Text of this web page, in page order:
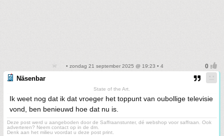
• zondag 21 september 2025 @ 19:23 • 4
Näsenbar
State of the Art.
Ik weet nog dat ik dat vroeger het toppunt van oubollige televisie
vond, ben benieuwd hoe dat nu is.
Deze post werd u aangeboden door de Saffraanstunter, dé webshop voor saffraan. Ook
adverteren? Neem contact op in de dm.
Denk aan het milieu voordat u deze post print.